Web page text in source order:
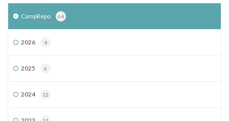
CampRepo 64
2026 4
2025 6
2024 12